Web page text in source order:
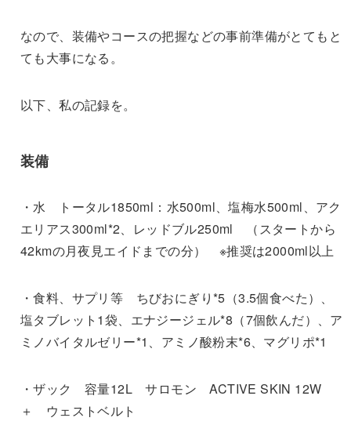
なので、装備やコースの把握などの事前準備がとてもと
ても大事になる。
以下、私の記録を。
装備
・水 トータル1850ml：水500ml、塩梅水500ml、アク
エリアス300ml*2、レッドブル250ml （スタートから
42kmの月夜見エイドまでの分） ※推奨は2000ml以上
・食料、サプリ等 ちびおにぎり*5（3.5個食べた）、
塩タブレット1袋、エナジージェル*8（7個飲んだ）、ア
ミノバイタルゼリー*1、アミノ酸粉末*6、マグリポ*1
・ザック 容量12L サロモン ACTIVE SKIN 12W
＋ ウェストベルト